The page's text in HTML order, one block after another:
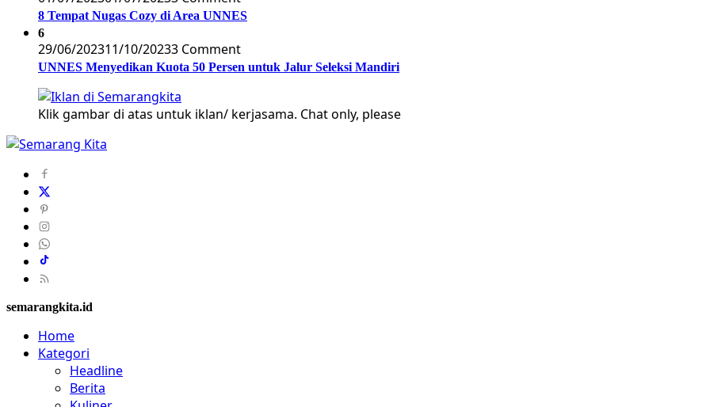
8 Tempat Nugas Cozy di Area UNNES
6
29/06/202311/10/20233 Comment
UNNES Menyedikan Kuota 50 Persen untuk Jalur Seleksi Mandiri
Klik gambar di atas untuk iklan/ kerjasama. Chat only, please
semarangkita.id
Home
Kategori
Headline
Berita